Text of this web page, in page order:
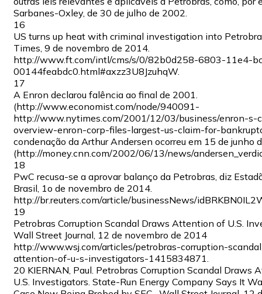
Sarbanes-Oxley, de 30 de julho de 2002.
16
US turns up heat with criminal investigation into
Times, 9 de novembro de 2014.
http://www.ft.com/intl/cms/s/0/82b0d258-6803-11e4-
00144feabdc0.html#axzz3U8JzuhqW.
17
A Enron declarou falência ao final de 2001.
(http://www.economist.com/node/940091-
http://www.nytimes.com/2001/12/03/business/enron-s-
overview-enron-corp-files-largest-us-claim-for-
condenação da Arthur Andersen ocorreu em 15 de junho
(http://money.cnn.com/2002/06/13/news/
18
PwC recusa-se a aprovar balanço da Petrobras, diz
Brasil, 1o de novembro de 2014.
http://br.reuters.com/article/businessNews/
19
Petrobras Corruption Scandal Draws Attention of U.S.
Wall Street Journal, 12 de novembro de 2014
http://www.wsj.com/articles/petrobras-corruption-
attention-of-u-s-investigators-1415834871.
20 KIERNAN, Paul. Petrobras Corruption Scandal Draws
U.S. Investigators. State-Run Energy Company Says It